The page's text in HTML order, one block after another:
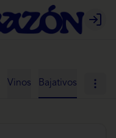
Login
Vinos Bajativos